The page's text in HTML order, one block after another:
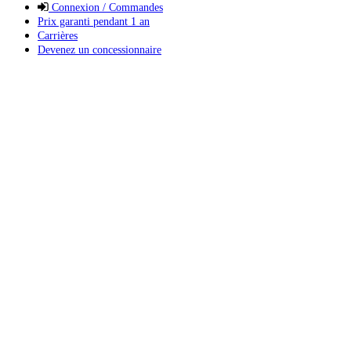
Connexion / Commandes
Prix garanti pendant 1 an
Carrières
Devenez un concessionnaire